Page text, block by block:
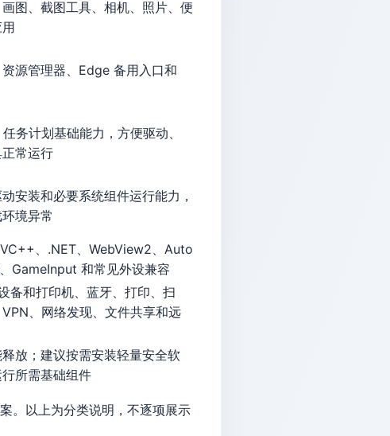
图、截图工具、相机、照片、便
源管理器、Edge 备用入口和
务计划基础能力，方便驱动、
常运行
安装和必要系统组件运行能力，
境异常
、.NET、WebView2、Auto
GameInput 和常见外设兼容
备和打印机、蓝牙、打印、扫
、网络发现、文件共享和远
放；建议按需安装轻量安全软
所需基础组件
。以上为分类说明，不逐项展示